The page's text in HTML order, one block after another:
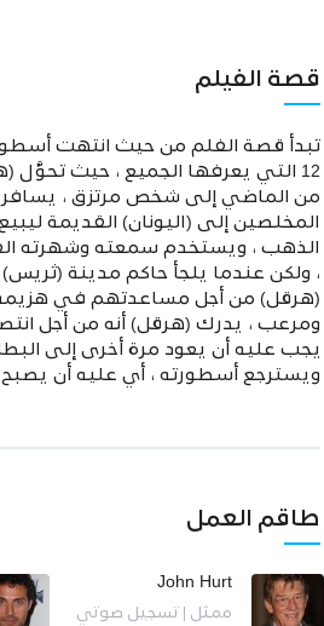
قصة الفيلم
تبدأ قصة الفلم من حيث انتهت
12 التي يعرفها الجميع ، حيث تحوَّل
المخلصين إلى (اليونان) القديمة
الذهب ، ويستخدم سمعته وشهرته
، ولكن عندما يلجأ حاكم مدينة
(هرقل) من أجل مساعدتهم في
ومرعب ، يدرك (هرقل) أنه من أجل
يجب عليه أن يعود مرة أخرى إلى
ويسترجع أسطورته ، أي عليه أن
طاقم العمل
John Hurt
ممثل | تسجيل صوتي